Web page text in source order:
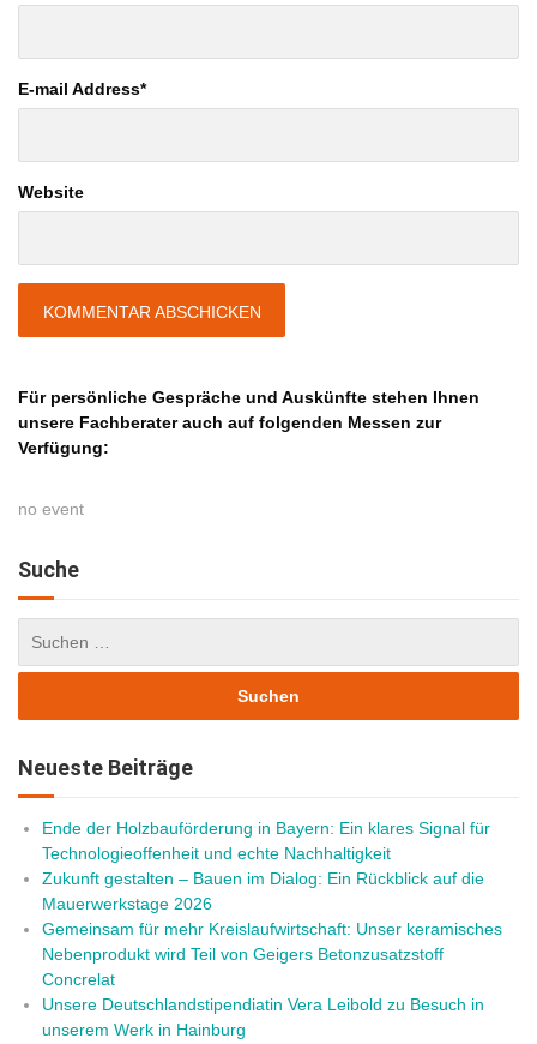
E-mail Address*
Website
Für persönliche Gespräche und Auskünfte stehen Ihnen
unsere Fachberater auch auf folgenden Messen zur
Verfügung:
no event
Suche
Neueste Beiträge
Ende der Holzbauförderung in Bayern: Ein klares Signal für
Technologieoffenheit und echte Nachhaltigkeit
Zukunft gestalten – Bauen im Dialog: Ein Rückblick auf die
Mauerwerkstage 2026
Gemeinsam für mehr Kreislaufwirtschaft: Unser keramisches
Nebenprodukt wird Teil von Geigers Betonzusatzstoff
Concrelat
Unsere Deutschlandstipendiatin Vera Leibold zu Besuch in
unserem Werk in Hainburg